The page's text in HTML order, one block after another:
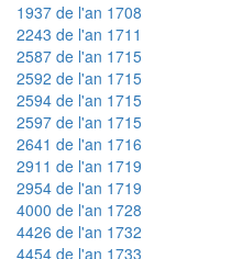
1937 de l'an 1708
2243 de l'an 1711
2587 de l'an 1715
2592 de l'an 1715
2594 de l'an 1715
2597 de l'an 1715
2641 de l'an 1716
2911 de l'an 1719
2954 de l'an 1719
4000 de l'an 1728
4426 de l'an 1732
4454 de l'an 1733